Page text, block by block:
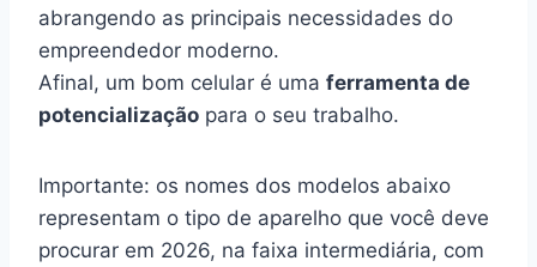
abrangendo as principais necessidades do
empreendedor moderno.
Afinal, um bom celular é uma ferramenta de
potencialização para o seu trabalho.
Importante: os nomes dos modelos abaixo
representam o tipo de aparelho que você deve
procurar em 2026, na faixa intermediária, com